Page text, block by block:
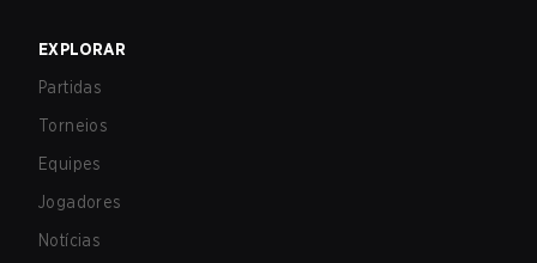
EXPLORAR
Partidas
Torneios
Equipes
Jogadores
Notícias